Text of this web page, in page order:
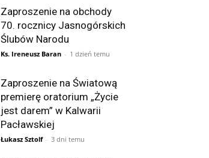
Zaproszenie na obchody
70. rocznicy Jasnogórskich
Ślubów Narodu
Ks. Ireneusz Baran - 1 dzień temu
Zaproszenie na Światową
premierę oratorium „Życie
jest darem” w Kalwarii
Pacławskiej
Łukasz Sztolf - 3 dni temu